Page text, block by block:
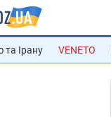
та Ірану VENETO